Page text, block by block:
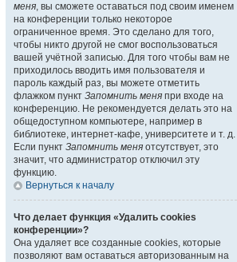
меня, вы сможете оставаться под своим именем
на конференции только некоторое
ограниченное время. Это сделано для того,
чтобы никто другой не смог воспользоваться
вашей учётной записью. Для того чтобы вам не
приходилось вводить имя пользователя и
пароль каждый раз, вы можете отметить
флажком пункт Запомнить меня при входе на
конференцию. Не рекомендуется делать это на
общедоступном компьютере, например в
библиотеке, интернет-кафе, университете и т. д.
Если пункт Запомнить меня отсутствует, это
значит, что администратор отключил эту
функцию.
Вернуться к началу
Что делает функция «Удалить cookies
конференции»?
Она удаляет все созданные cookies, которые
позволяют вам оставаться авторизованным на